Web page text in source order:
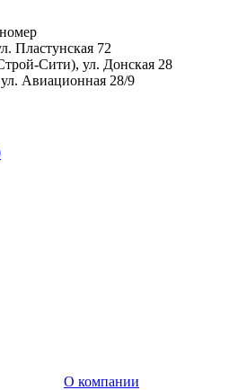
Пластунская 72
Сити), ул. Донская 28
Авиационная 28/9
О компании